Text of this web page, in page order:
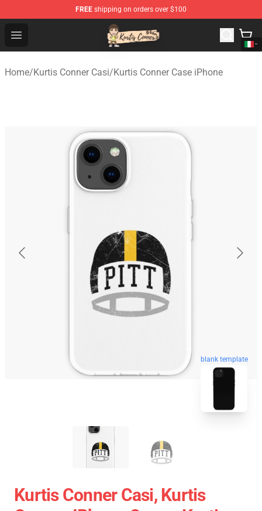
FREE shipping on orders over $100
Open menu
Kurtis Conner Store - Official Kurtis Conner Merchandise
Home/Kurtis Conner Casi/Kurtis Conner Case iPhone
blank template
Kurtis Conner Casi, Kurtis